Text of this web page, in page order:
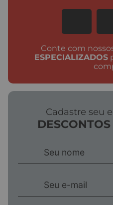
Conte com
ESPECIALIZADOS
Cadastre seu